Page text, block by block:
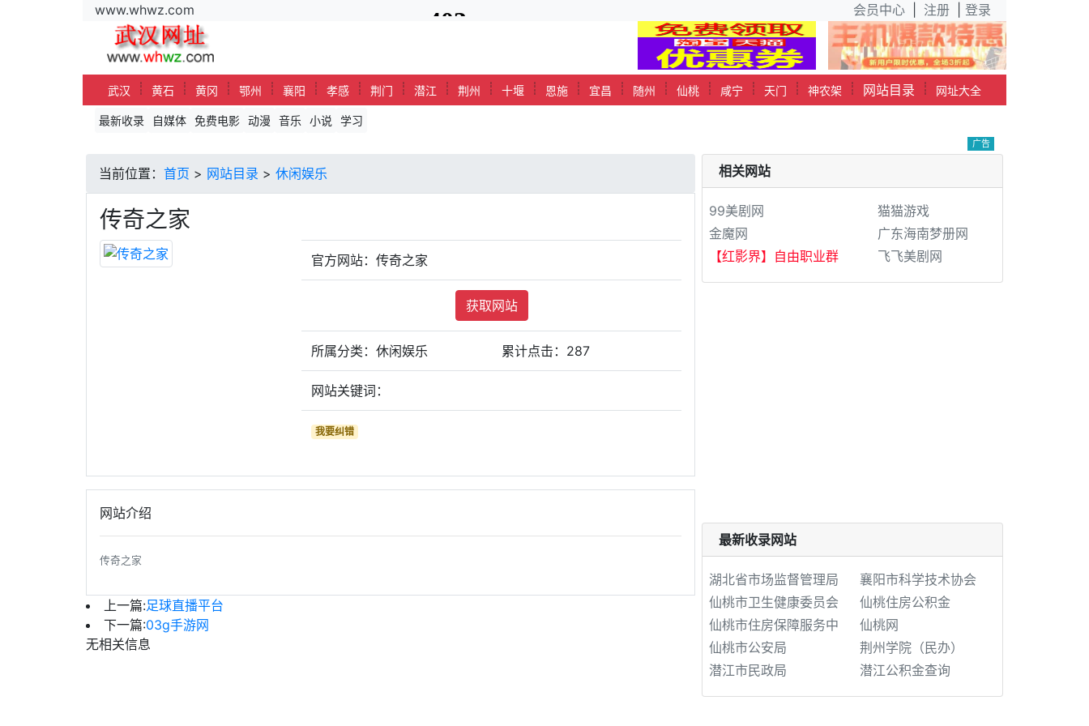
www.whwz.com 会员中心 注册 登录
武汉 ┊ 黄石 ┊ 黄冈 ┊ 鄂州 ┊ 襄阳 ┊ 孝感 ┊ 荆门 ┊ 潜江 ┊ 荆州 ┊ 十堰 ┊ 恩施 ┊ 宜昌 ┊ 随州 ┊ 仙桃 ┊ 咸宁 ┊ 天门 ┊ 神农架 ┊ 网站目录 ┊ 网址大全
最新收录 自媒体 免费电影 动漫 音乐 小说 学习
广告
当前位置： 首页 > 网站目录 > 休闲娱乐
传奇之家
官方网站：传奇之家
获取网站
所属分类：休闲娱乐 累计点击： 287
网站关键词：
我要纠错
网站介绍
传奇之家
上一篇:足球直播平台
下一篇:03g手游网
无相关信息
相关网站
99美剧网
猫猫游戏
金魔网
广东海南梦册网
【红影界】自由职业群
飞飞美剧网
最新收录网站
湖北省市场监督管理局
襄阳市科学技术协会
仙桃市卫生健康委员会
仙桃住房公积金
仙桃市住房保障服务中
仙桃网
仙桃市公安局
荆州学院（民办）
潜江市民政局
潜江公积金查询